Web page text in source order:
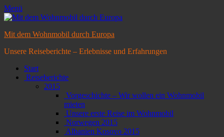
Menü
Mit dem Wohnmobil durch Europa
Unsere Reiseberichte – Erlebnisse und Erfahrungen
Primäres
Menü
Zum
Inhalt
Start
Reiseberichte
2015
Vorgeschichte – Wir wollen ein Wohnmobil
mieten
Unsere erste Reise im Wohnmobil
Norwegen 2015
Albanien Kosovo 2015